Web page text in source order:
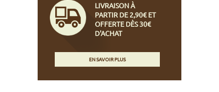
LIVRAISON À
PARTIR DE 2,90€ ET
OFFERTE DÈS 30€
D'ACHAT
EN SAVOIR PLUS